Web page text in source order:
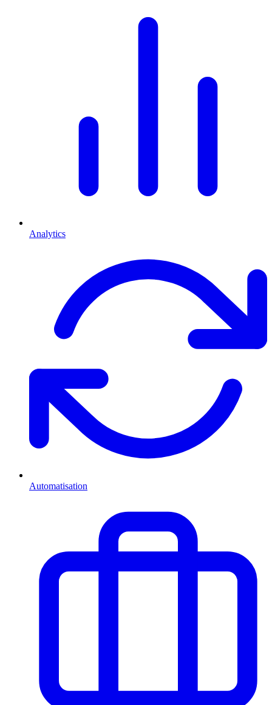
Analytics
Automatisation